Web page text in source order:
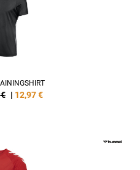
| 12,97€